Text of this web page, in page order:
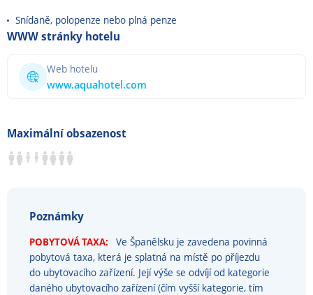
Snídaně, polopenze nebo plná penze
WWW stránky hotelu
Web hotelu
www.aquahotel.com
Maximální obsazenost
Poznámky
POBYTOVÁ TAXA:
Ve Španělsku je zavedena povinná
pobytová taxa, která je splatná na místě po příjezdu
do ubytovacího zařízení. Její výše se odvíjí od kategorie
daného ubytovacího zařízení (čím vyšší kategorie, tím